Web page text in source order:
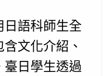
語科師生全
文化介紹、
日學生透過